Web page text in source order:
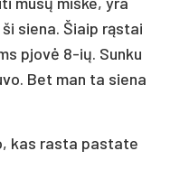
siena. Šiaip rąstai
pjovė 8-ių. Sunku
Bet man ta siena
kas rasta pastate